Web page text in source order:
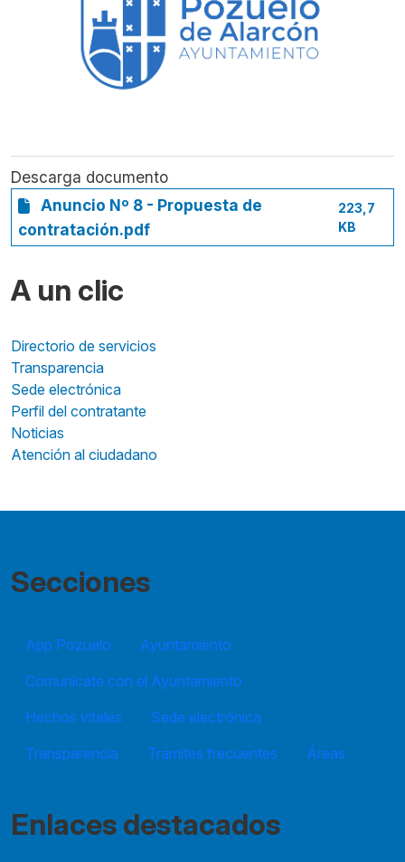
Descarga documento
Anuncio Nº 8 - Propuesta de
contratación.pdf
223,7
KB
A un clic
Directorio de servicios
Transparencia
Sede electrónica
Perfil del contratante
Noticias
Atención al ciudadano
Secciones
App Pozuelo
Ayuntamiento
Comunícate con el Ayuntamiento
Hechos vitales
Sede electrónica
Transparencia
Trámites frecuentes Áreas
Enlaces destacados